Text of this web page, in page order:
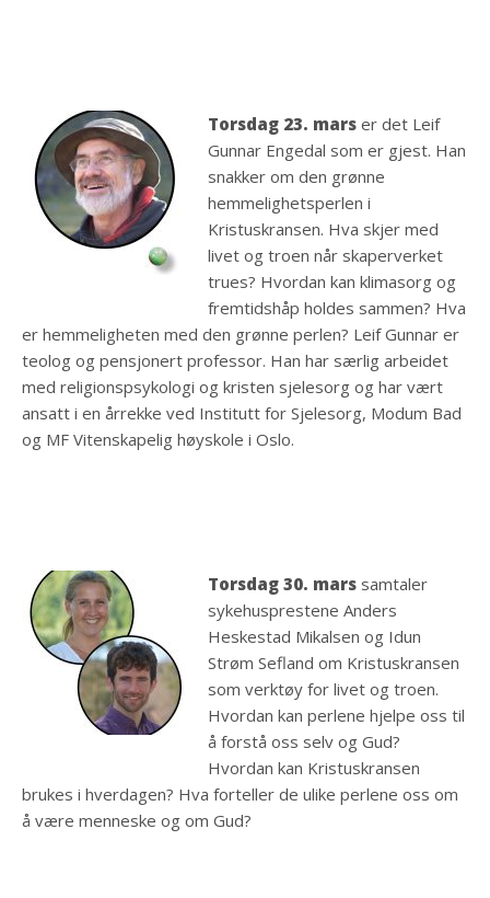
Torsdag 23. mars er det Leif
Gunnar Engedal som er gjest. Han
snakker om den grønne
hemmelighetsperlen i
Kristuskransen. Hva skjer med
livet og troen når skaperverket
trues? Hvordan kan klimasorg og
fremtidshåp holdes sammen? Hva
er hemmeligheten med den grønne perlen? Leif Gunnar er
teolog og pensjonert professor. Han har særlig arbeidet
med religionspsykologi og kristen sjelesorg og har vært
ansatt i en årrekke ved Institutt for Sjelesorg, Modum Bad
og MF Vitenskapelig høyskole i Oslo.
Torsdag 30. mars samtaler
sykehusprestene Anders
Heskestad Mikalsen og Idun
Strøm Sefland om Kristuskransen
som verktøy for livet og troen.
Hvordan kan perlene hjelpe oss til
å forstå oss selv og Gud?
Hvordan kan Kristuskransen
brukes i hverdagen? Hva forteller de ulike perlene oss om
å være menneske og om Gud?